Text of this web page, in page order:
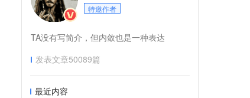
特邀作者
TA没有写简介，但内敛也是一种表达
发表文章50089篇
最近内容